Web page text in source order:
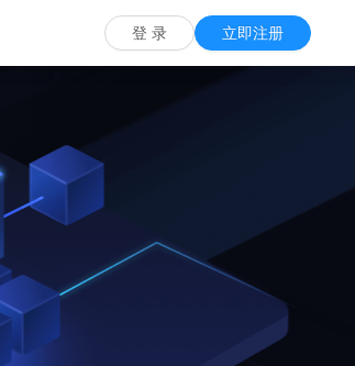
慧说-导游导览系统
全景手绘地图导览，定位听解说
综合巡更巡检系统
简单便捷，提高工作质量与效率
全域旅游综合解决方案
构建全域文旅运营监测的智慧
登 录 立即注册